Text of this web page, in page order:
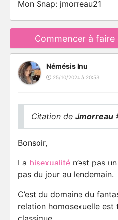
Mon Snap: jmorreau21
Commencer à faire
Némésis Inu
25/10/2024 à 20:53
Citation de Jmorreau
Bonsoir,
La bisexualité n’est pas
pas du jour au lendemain.
C’est du domaine du
relation homosexuelle est
classique.